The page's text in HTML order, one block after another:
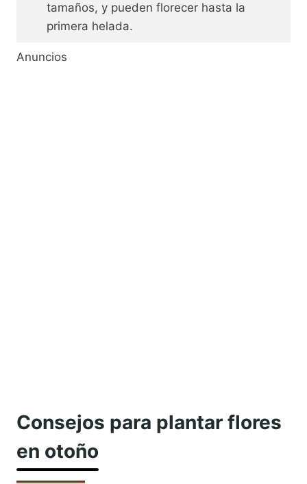
tamaños, y pueden florecer hasta la
primera helada.
Anuncios
Consejos para plantar flores
en otoño